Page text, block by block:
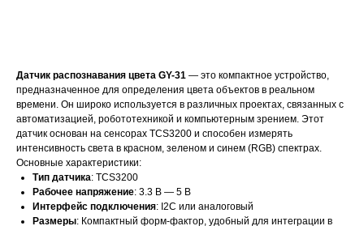
Датчик распознавания цвета GY-31 — это компактное устройство,
предназначенное для определения цвета объектов в реальном
времени. Он широко используется в различных проектах, связанных с
автоматизацией, робототехникой и компьютерным зрением. Этот
датчик основан на сенсорах TCS3200 и способен измерять
интенсивность света в красном, зеленом и синем (RGB) спектрах.
Основные характеристики:
Тип датчика: TCS3200
Рабочее напряжение: 3.3 В — 5 В
Интерфейс подключения: I2C или аналоговый
Размеры: Компактный форм-фактор, удобный для интеграции в